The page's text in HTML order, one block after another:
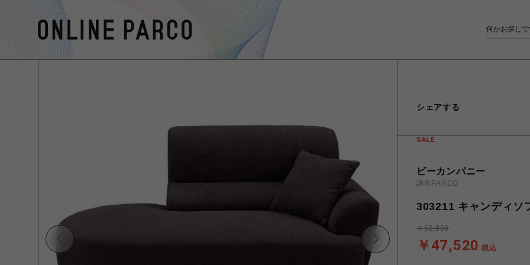
ビーカンパニー
調布PARCO
303211 キャンディソ
￥47,520 税込
￥52,800
シェアする